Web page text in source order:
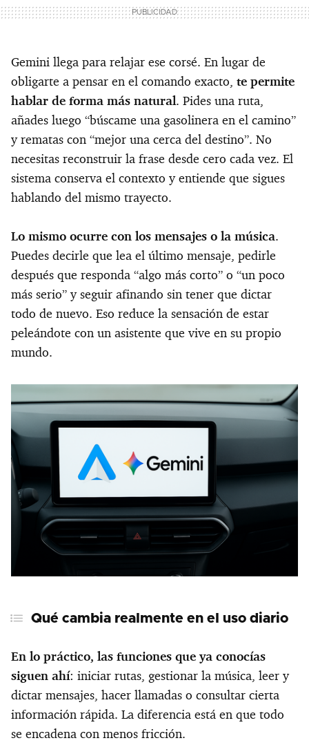
Gemini llega para relajar ese corsé. En lugar de
obligarte a pensar en el comando exacto, te permite
hablar de forma más natural. Pides una ruta,
añades luego “búscame una gasolinera en el camino”
y rematas con “mejor una cerca del destino”. No
necesitas reconstruir la frase desde cero cada vez. El
sistema conserva el contexto y entiende que sigues
hablando del mismo trayecto.
Lo mismo ocurre con los mensajes o la música.
Puedes decirle que lea el último mensaje, pedirle
después que responda “algo más corto” o “un poco
más serio” y seguir afinando sin tener que dictar
todo de nuevo. Eso reduce la sensación de estar
peleándote con un asistente que vive en su propio
mundo.
Qué cambia realmente en el uso diario
En lo práctico, las funciones que ya conocías
siguen ahí: iniciar rutas, gestionar la música, leer y
dictar mensajes, hacer llamadas o consultar cierta
información rápida. La diferencia está en que todo
se encadena con menos fricción.